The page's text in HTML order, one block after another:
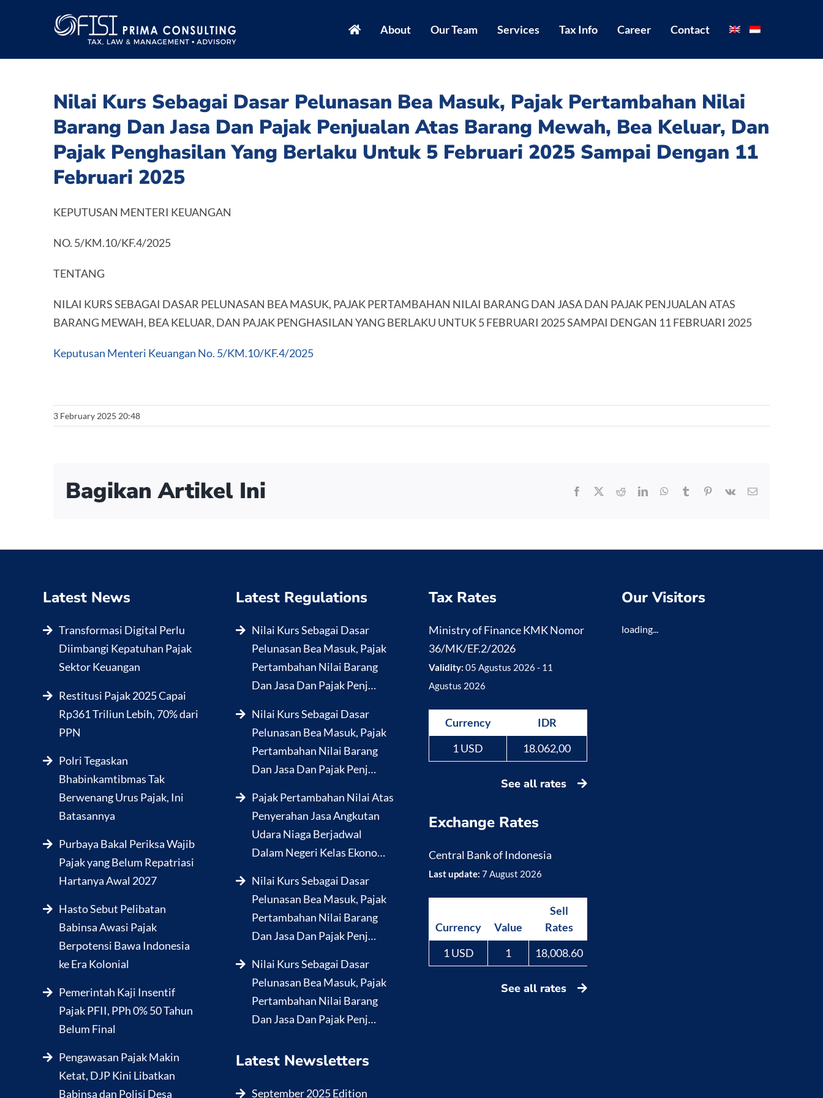
About Our Team Services Tax Info Career Contact
Nilai Kurs Sebagai Dasar Pelunasan Bea Masuk, Pajak Pertambahan Nilai
Barang Dan Jasa Dan Pajak Penjualan Atas Barang Mewah, Bea Keluar, Dan
Pajak Penghasilan Yang Berlaku Untuk 5 Februari 2025 Sampai Dengan 11
Februari 2025
KEPUTUSAN MENTERI KEUANGAN
NO. 5/KM.10/KF.4/2025
TENTANG
NILAI KURS SEBAGAI DASAR PELUNASAN BEA MASUK, PAJAK PERTAMBAHAN NILAI BARANG DAN JASA DAN PAJAK PENJUALAN ATAS
BARANG MEWAH, BEA KELUAR, DAN PAJAK PENGHASILAN YANG BERLAKU UNTUK 5 FEBRUARI 2025 SAMPAI DENGAN 11 FEBRUARI 2025
Keputusan Menteri Keuangan No. 5/KM.10/KF.4/2025
3 February 2025 20:48
Bagikan Artikel Ini Facebook RedditLinkedInWhatsApp
Tumblr Pinterest
Vk Email
Latest News
Transformasi Digital Perlu
Diimbangi Kepatuhan Pajak
Sektor Keuangan
Restitusi Pajak 2025 Capai
Rp361 Triliun Lebih, 70% dari
PPN
Polri Tegaskan
Bhabinkamtibmas Tak
Berwenang Urus Pajak, Ini
Batasannya
Purbaya Bakal Periksa Wajib
Pajak yang Belum Repatriasi
Hartanya Awal 2027
Hasto Sebut Pelibatan
Babinsa Awasi Pajak
Berpotensi Bawa Indonesia
ke Era Kolonial
Pemerintah Kaji Insentif
Pajak PFII, PPh 0% 50 Tahun
Belum Final
Pengawasan Pajak Makin
Ketat, DJP Kini Libatkan
Babinsa dan Polisi Desa
Latest Regulations
Nilai Kurs Sebagai Dasar
Pelunasan Bea Masuk, Pajak
Pertambahan Nilai Barang
Dan Jasa Dan Pajak Penj…
Nilai Kurs Sebagai Dasar
Pelunasan Bea Masuk, Pajak
Pertambahan Nilai Barang
Dan Jasa Dan Pajak Penj…
Pajak Pertambahan Nilai Atas
Penyerahan Jasa Angkutan
Udara Niaga Berjadwal
Dalam Negeri Kelas Ekono…
Nilai Kurs Sebagai Dasar
Pelunasan Bea Masuk, Pajak
Pertambahan Nilai Barang
Dan Jasa Dan Pajak Penj…
Nilai Kurs Sebagai Dasar
Pelunasan Bea Masuk, Pajak
Pertambahan Nilai Barang
Dan Jasa Dan Pajak Penj…
Latest Newsletters
September 2025 Edition
Tax Rates
Ministry of Finance KMK Nomor
36/MK/EF.2/2026
Validity: 05 Agustus 2026 - 11
Agustus 2026
Currency
IDR
1 USD
18.062,00
See all rates
Exchange Rates
Central Bank of Indonesia
Last update: 7 August 2026
Currency Value
Sell
Rates
1 USD
1 18,008.60
See all rates
Our Visitors
loading...